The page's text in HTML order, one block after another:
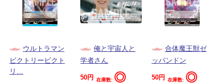
ウルトラマン
ビクトリービクト
リ…
俺と宇宙人と
学者さん
50円 在庫数: ◎
合体魔王獣ゼ
ッパンドン
50円 在庫数: ◎